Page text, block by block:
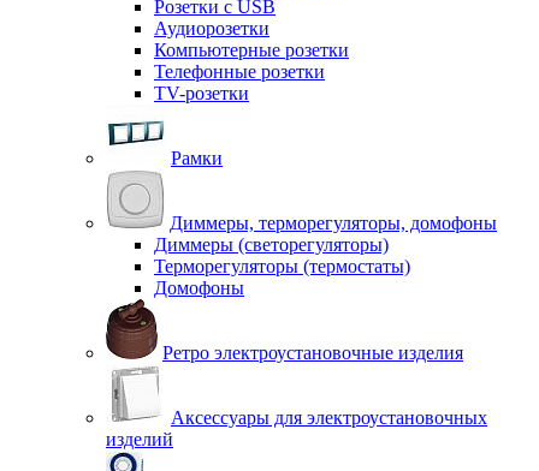
Розетки с USB
Аудиорозетки
Компьютерные розетки
Телефонные розетки
TV-розетки
Рамки
Диммеры, терморегуляторы, домофоны
Диммеры (светорегуляторы)
Терморегуляторы (термостаты)
Домофоны
Ретро электроустановочные изделия
Аксессуары для электроустановочных
изделий